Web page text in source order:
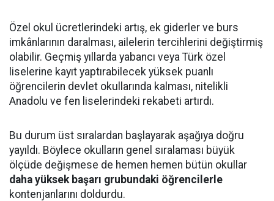
Özel okul ücretlerindeki artış, ek giderler ve burs
imkânlarının daralması, ailelerin tercihlerini değiştirmiş
olabilir. Geçmiş yıllarda yabancı veya Türk özel
liselerine kayıt yaptırabilecek yüksek puanlı
öğrencilerin devlet okullarında kalması, nitelikli
Anadolu ve fen liselerindeki rekabeti artırdı.
Bu durum üst sıralardan başlayarak aşağıya doğru
yayıldı. Böylece okulların genel sıralaması büyük
ölçüde değişmese de hemen hemen bütün okullar
daha yüksek başarı grubundaki öğrencilerle
kontenjanlarını doldurdu.